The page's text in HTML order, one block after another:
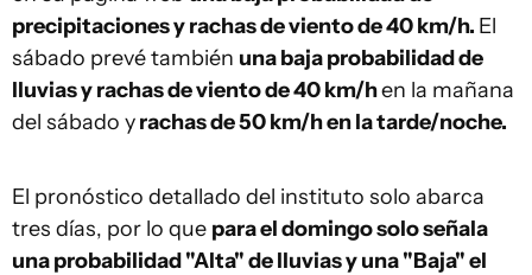
precipitaciones y rachas de viento de 40 km/h. El
sábado prevé también una baja probabilidad de
lluvias y rachas de viento de 40 km/hen la mañana
del sábado yrachas de 50 km/h en la tarde/noche.
El pronóstico detallado del instituto solo abarca
tres días, por lo que para el domingo solo señala
una probabilidad "Alta" de lluvias y una "Baja" el